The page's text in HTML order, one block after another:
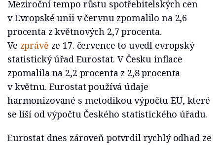
Meziroční tempo růstu spotřebitelských cen
v Evropské unii v červnu zpomalilo na 2,6
procenta z květnových 2,7 procenta.
Ve zprávě ze 17. července to uvedl evropský
statistický úřad Eurostat. V Česku inflace
zpomalila na 2,2 procenta z 2,8 procenta
v květnu. Eurostat používá údaje
harmonizované s metodikou výpočtu EU, které
se liší od výpočtu Českého statistického úřadu.
Eurostat dnes zároveň potvrdil rychlý odhad ze